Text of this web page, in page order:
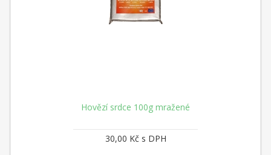
Hovězí srdce 100g mražené
30,00 Kč s DPH